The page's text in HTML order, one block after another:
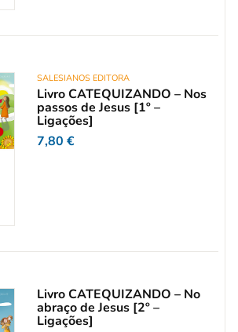
SALESIANOS EDITORA
Livro CATEQUIZANDO – Nos
passos de Jesus [1º –
Ligações]
7,80€
Livro CATEQUIZANDO – No
abraço de Jesus [2º –
Ligações]